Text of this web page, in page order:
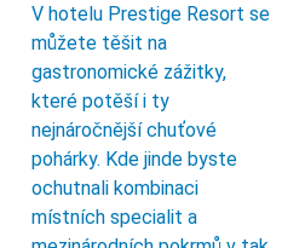
V hotelu Prestige Resort se
můžete těšit na
gastronomické zážitky,
které potěší i ty
nejnáročnější chuťové
pohárky. Kde jinde byste
ochutnali kombinaci
místních specialit a